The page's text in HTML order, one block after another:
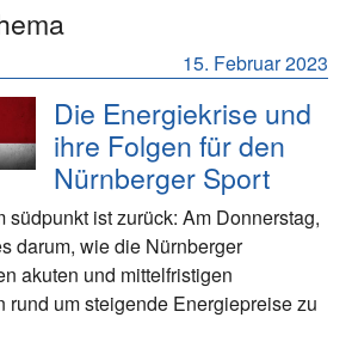
15. Februar 2023
Die Energiekrise und
ihre Folgen für den
Nürnberger Sport
südpunkt ist zurück: Am Donnerstag,
darum, wie die Nürnberger
akuten und mittelfristigen
rund um steigende Energiepreise zu